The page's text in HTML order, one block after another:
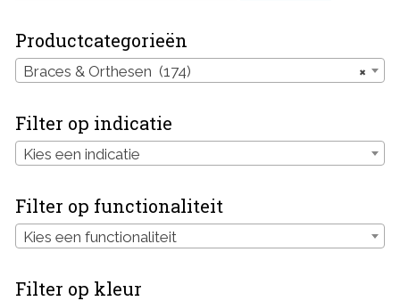
Productcategorieën
×
Braces & Orthesen (174)
Filter op indicatie
Kies een indicatie
Filter op functionaliteit
Kies een functionaliteit
Filter op kleur